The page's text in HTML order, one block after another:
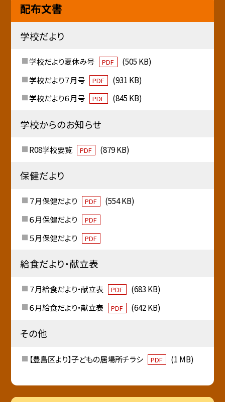
配布文書
学校だより
学校だより夏休み号 PDF
(505 KB)
学校だより７月号
PDF
(931 KB)
学校だより６月号
PDF (845 KB)
学校からのお知らせ
R08学校要覧 PDF (879 KB)
保健だより
７月保健だより PDF
(554 KB)
６月保健だより
PDF
５月保健だより PDF
給食だより・献立表
７月給食だより・献立表 PDF
(683 KB)
６月給食だより・献立表
PDF (642 KB)
その他
【豊島区より】子どもの居場所チラシ PDF (1 MB)